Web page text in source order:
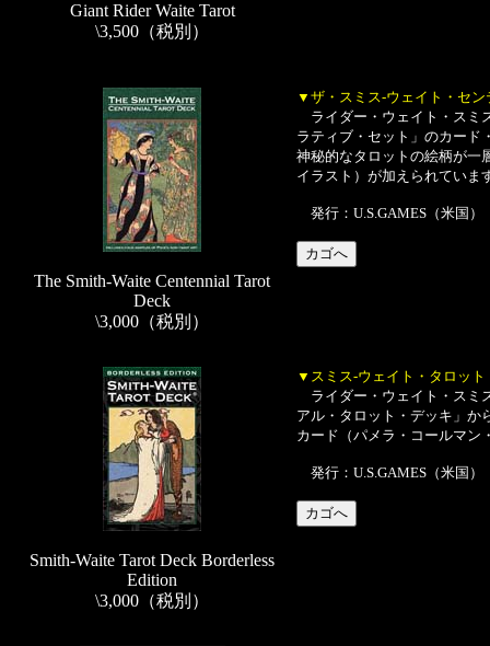
Giant Rider Waite Tarot
\3,500（税別）
The Smith-Waite Centennial Tarot
Deck
\3,000（税別）
▼ザ・スミス-ウェイト・セ
ライダー・ウェイト・スミ
ラティブ・セット」のカード
神秘的なタロットの絵柄が一
イラスト）が加えられていま
発行：U.S.GAMES（米国）
Smith-Waite Tarot Deck Borderless
Edition
\3,000（税別）
▼スミス-ウェイト・タロッ
ライダー・ウェイト・スミ
アル・タロット・デッキ」か
カード（パメラ・コールマン
発行：U.S.GAMES（米国）